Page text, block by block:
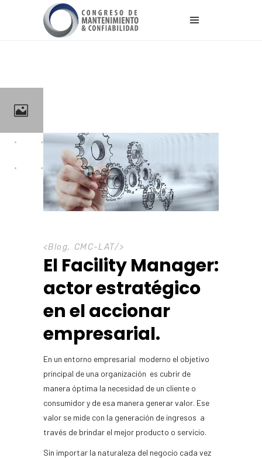
<Blog, CMC-LAT/>
El Facility Manager:
actor estratégico
en el accionar
empresarial.
En un entorno empresarial moderno el objetivo
principal de una organización es cubrir de
manera óptima la necesidad de un cliente o
consumidor y de esa manera generar valor. Ese
valor se mide con la generación de ingresos a
través de brindar el mejor producto o servicio.
Sin importar la naturaleza del negocio cada vez